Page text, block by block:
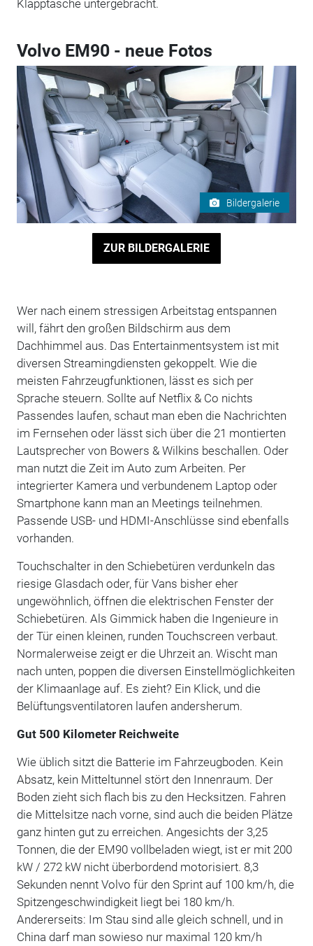
Klapptasche untergebracht.
Volvo EM90 - neue Fotos
Bildergalerie
ZUR BILDERGALERIE
Wer nach einem stressigen Arbeitstag entspannen
will, fährt den großen Bildschirm aus dem
Dachhimmel aus. Das Entertainmentsystem ist mit
diversen Streamingdiensten gekoppelt. Wie die
meisten Fahrzeugfunktionen, lässt es sich per
Sprache steuern. Sollte auf Netflix & Co nichts
Passendes laufen, schaut man eben die Nachrichten
im Fernsehen oder lässt sich über die 21 montierten
Lautsprecher von Bowers & Wilkins beschallen. Oder
man nutzt die Zeit im Auto zum Arbeiten. Per
integrierter Kamera und verbundenem Laptop oder
Smartphone kann man an Meetings teilnehmen.
Passende USB- und HDMI-Anschlüsse sind ebenfalls
vorhanden.
Touchschalter in den Schiebetüren verdunkeln das
riesige Glasdach oder, für Vans bisher eher
ungewöhnlich, öffnen die elektrischen Fenster der
Schiebetüren. Als Gimmick haben die Ingenieure in
der Tür einen kleinen, runden Touchscreen verbaut.
Normalerweise zeigt er die Uhrzeit an. Wischt man
nach unten, poppen die diversen Einstellmöglichkeiten
der Klimaanlage auf. Es zieht? Ein Klick, und die
Belüftungsventilatoren laufen andersherum.
Gut 500 Kilometer Reichweite
Wie üblich sitzt die Batterie im Fahrzeugboden. Kein
Absatz, kein Mitteltunnel stört den Innenraum. Der
Boden zieht sich flach bis zu den Hecksitzen. Fahren
die Mittelsitze nach vorne, sind auch die beiden Plätze
ganz hinten gut zu erreichen. Angesichts der 3,25
Tonnen, die der EM90 vollbeladen wiegt, ist er mit 200
kW / 272 kW nicht überbordend motorisiert. 8,3
Sekunden nennt Volvo für den Sprint auf 100 km/h, die
Spitzengeschwindigkeit liegt bei 180 km/h.
Andererseits: Im Stau sind alle gleich schnell, und in
China darf man sowieso nur maximal 120 km/h